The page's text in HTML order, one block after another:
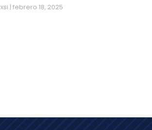
xsi febrero 18, 2025